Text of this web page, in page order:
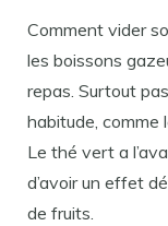
Comment vider
les boissons
repas. Surtout
habitude, comme
Le thé vert a
d’avoir un effet
de fruits.